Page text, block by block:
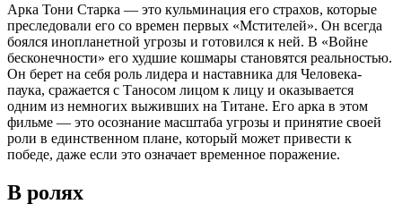
Арка Тони Старка — это кульминация его страхов, которые
преследовали его со времен первых «Мстителей». Он всегда
боялся инопланетной угрозы и готовился к ней. В «Войне
бесконечности» его худшие кошмары становятся реальностью.
Он берет на себя роль лидера и наставника для Человека-
паука, сражается с Таносом лицом к лицу и оказывается
одним из немногих выживших на Титане. Его арка в этом
фильме — это осознание масштаба угрозы и принятие своей
роли в единственном плане, который может привести к
победе, даже если это означает временное поражение.
В ролях